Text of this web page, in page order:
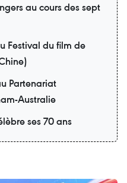
au cours des sept
Festival du film de
Partenariat
Australie
ses 70 ans